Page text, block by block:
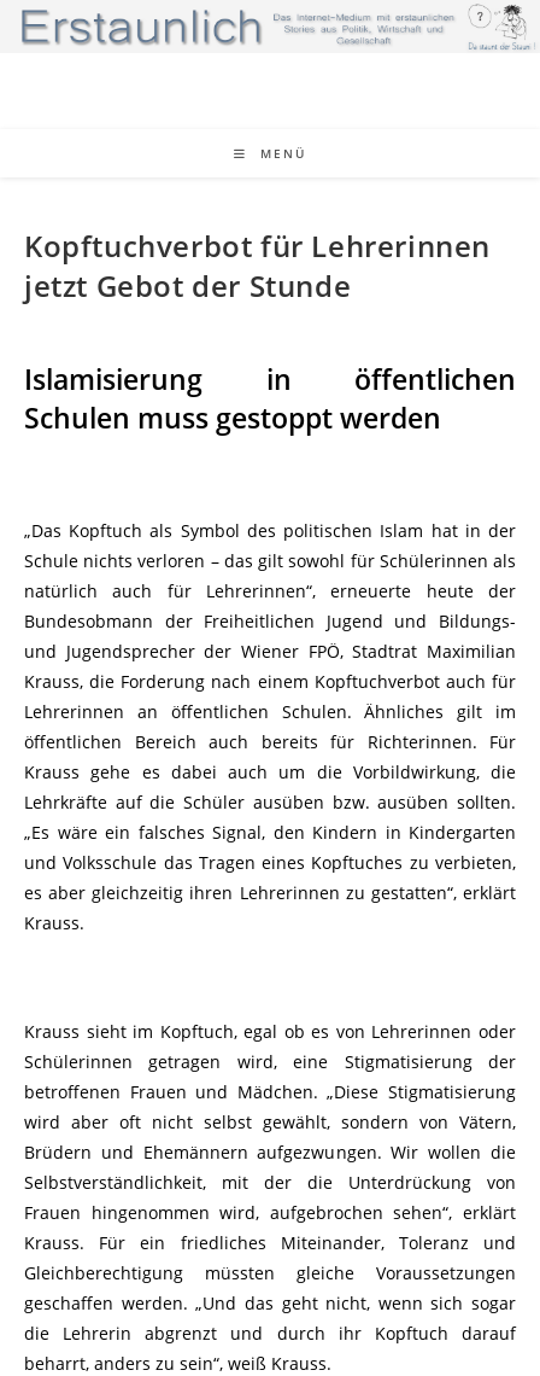
Zum
Inhalt
MENÜ
Kopftuchverbot für Lehrerinnen
jetzt Gebot der Stunde
Islamisierung in öffentlichen
Schulen muss gestoppt werden
„Das Kopftuch als Symbol des politischen Islam hat in der
Schule nichts verloren – das gilt sowohl für Schülerinnen als
natürlich auch für Lehrerinnen“, erneuerte heute der
Bundesobmann der Freiheitlichen Jugend und Bildungs-
und Jugendsprecher der Wiener FPÖ, Stadtrat Maximilian
Krauss, die Forderung nach einem Kopftuchverbot auch für
Lehrerinnen an öffentlichen Schulen. Ähnliches gilt im
öffentlichen Bereich auch bereits für Richterinnen. Für
Krauss gehe es dabei auch um die Vorbildwirkung, die
Lehrkräfte auf die Schüler ausüben bzw. ausüben sollten.
„Es wäre ein falsches Signal, den Kindern in Kindergarten
und Volksschule das Tragen eines Kopftuches zu verbieten,
es aber gleichzeitig ihren Lehrerinnen zu gestatten“, erklärt
Krauss.
Krauss sieht im Kopftuch, egal ob es von Lehrerinnen oder
Schülerinnen getragen wird, eine Stigmatisierung der
betroffenen Frauen und Mädchen. „Diese Stigmatisierung
wird aber oft nicht selbst gewählt, sondern von Vätern,
Brüdern und Ehemännern aufgezwungen. Wir wollen die
Selbstverständlichkeit, mit der die Unterdrückung von
Frauen hingenommen wird, aufgebrochen sehen“, erklärt
Krauss. Für ein friedliches Miteinander, Toleranz und
Gleichberechtigung müssten gleiche Voraussetzungen
geschaffen werden. „Und das geht nicht, wenn sich sogar
die Lehrerin abgrenzt und durch ihr Kopftuch darauf
beharrt, anders zu sein“, weiß Krauss.